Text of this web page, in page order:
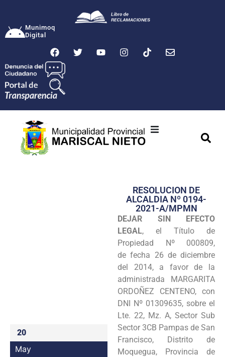
Munimoq
Digital
Transparencia
Seguridad
Programas
Intranet
20
May
RESOLUCION DE
ALCALDIA Nº 0194-
2021-A/MPMN
DEJAR SIN EFECTO
LEGAL, el Título de
Propiedad Nº 000809,
de fecha 26 de diciembre
del 2014, a favor de la
administrada MARGARITA
ORDOÑEZ CENTENO, con
DNI Nº 01309635, sobre el
Lte. 22, Mz. A, Sector Sub
Sector 3CB Pampas de San
Francisco, Distrito de
Moquegua, Provincia de